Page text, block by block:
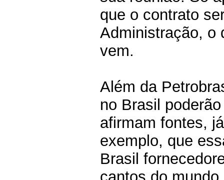
que o contrato
Administração, o
vem.
Além da
no Brasil
afirmam fontes,
exemplo, que
Brasil